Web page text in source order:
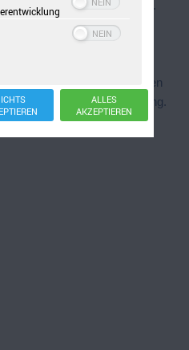
immer größerer Beliebtheit.
(Medizinmänner) mit
ersehnten Regen
reiche Ernte gebe,
Pädagogen, Psychologen
beruhigende Wirkung.
ALLES
AKZEPTIEREN